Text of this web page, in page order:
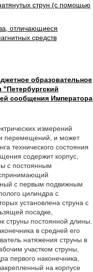
струн (с помощью
отличающиеся
средств
образовательное
сообщения Императора
измерений
перемещений, и может
технического состояния
содержит корпус,
с постоянным
с первым подвижным
цилиндра с
установлена струна с
посадке,
струны постоянной длины.
в средней его
натяжения струны в
участком струны,
первого наконечника,
на корпусе